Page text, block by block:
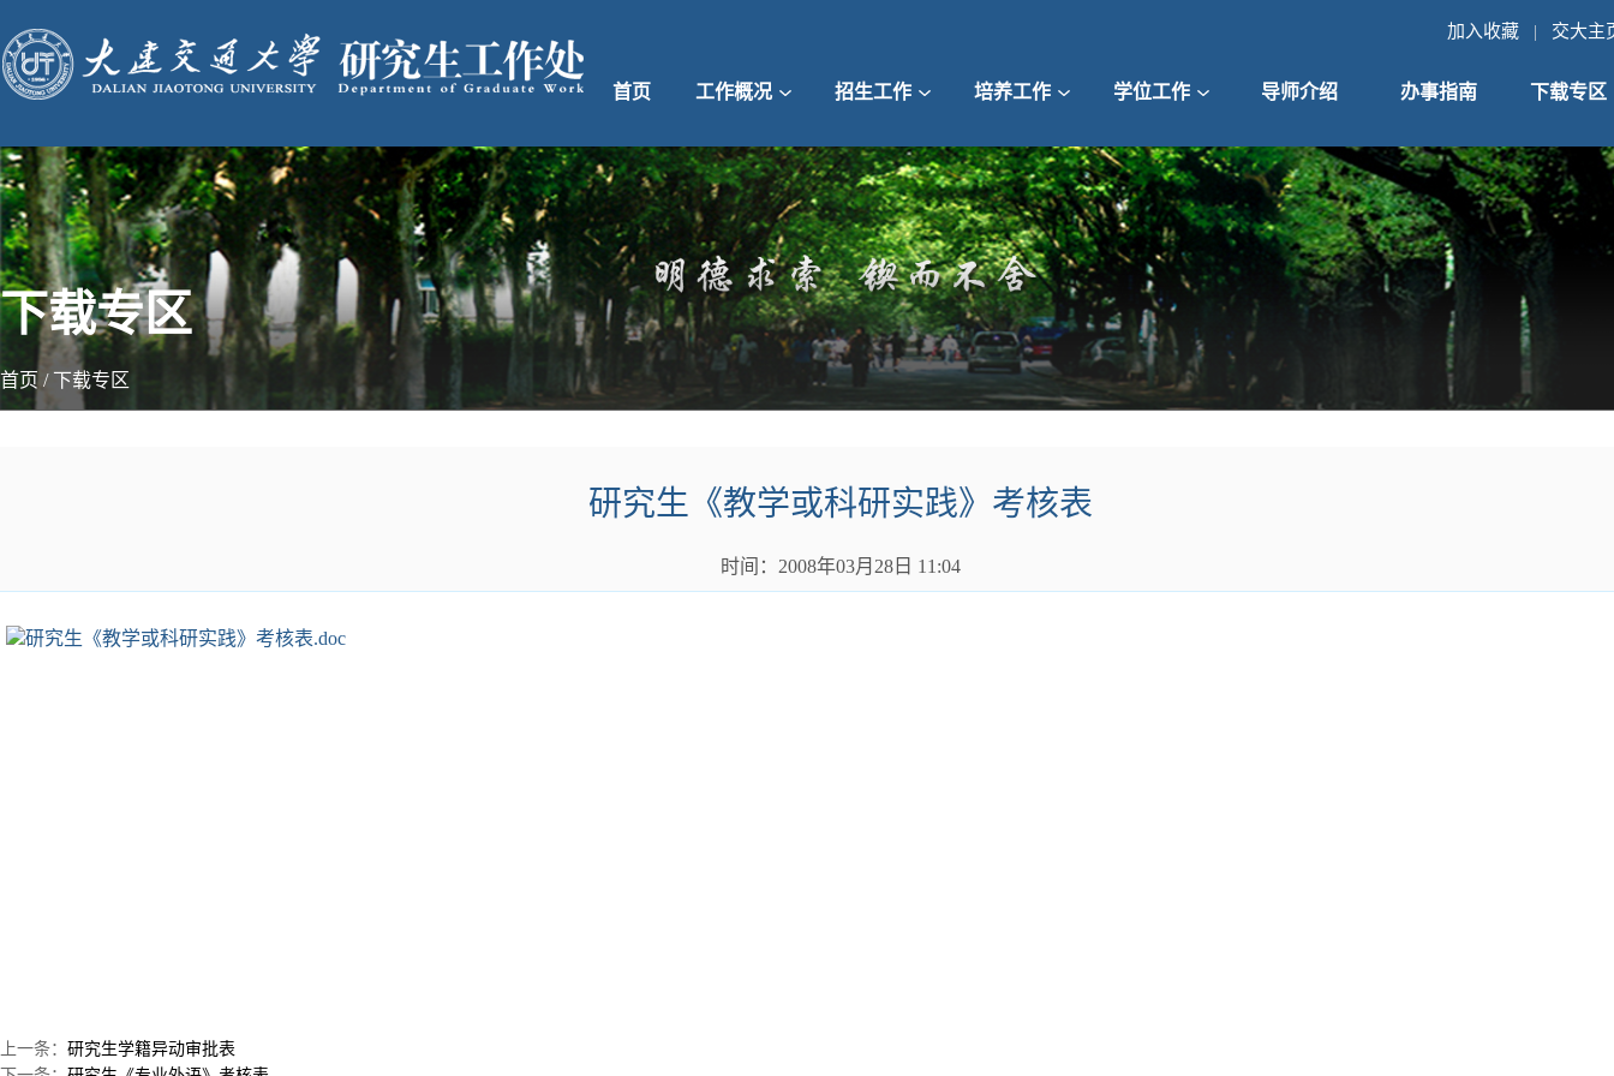
加入收藏 交大主
首页 工作概况 招生工作 培养工作 学位工作 导师介绍 办事指南 下载专区
下载专区
首页 / 下载专区
研究生《教学或科研实践》考核表
时间：2008年03月28日 11:04
研究生《教学或科研实践》考核表.doc
上一条： 研究生学籍异动审批表